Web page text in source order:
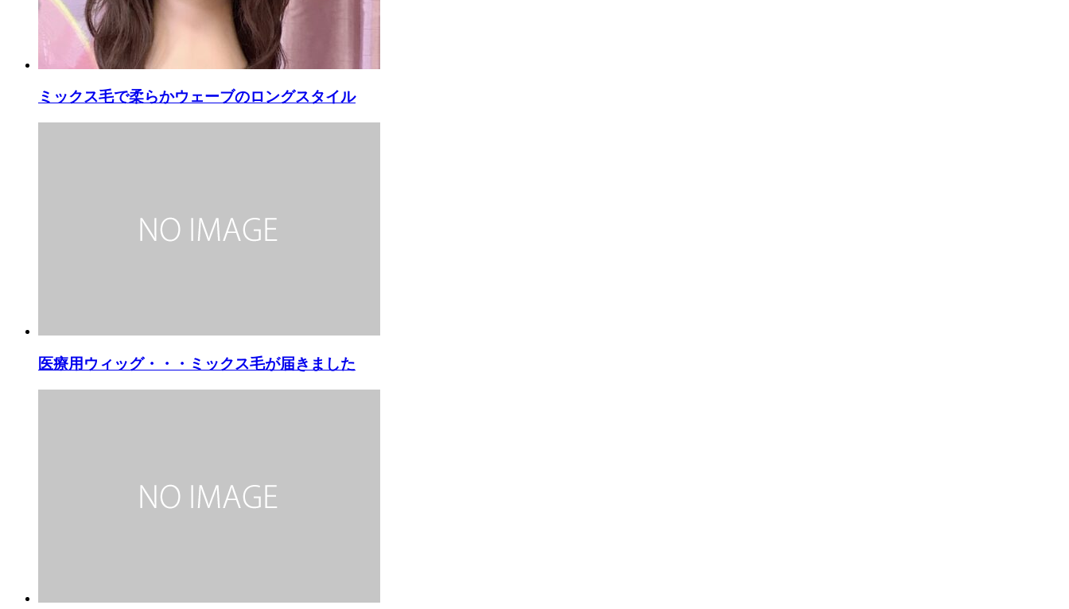
ミックス毛で柔らかウェーブのロングスタイル
医療用ウィッグ・・・ミックス毛が届きました